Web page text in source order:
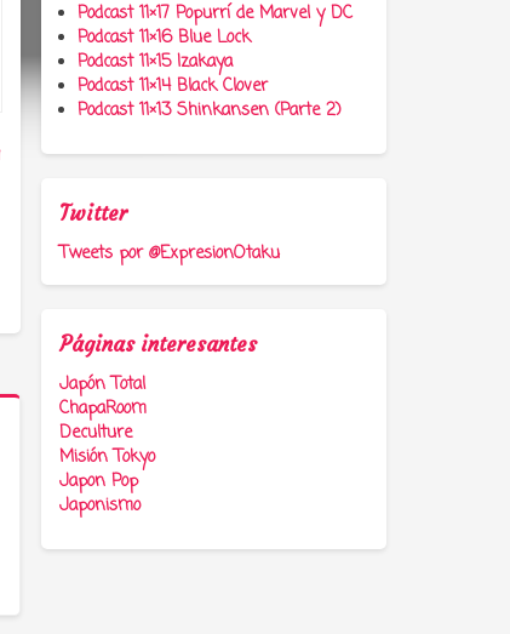
Podcast 11×17 Popurrí de Marvel y DC
Podcast 11×16 Blue Lock
Podcast 11×15 Izakaya
Podcast 11×14 Black Clover
Podcast 11×13 Shinkansen (Parte 2)
Twitter
Tweets por @ExpresionOtaku
Páginas interesantes
Japón Total
ChapaRoom
Deculture
Misión Tokyo
Japon Pop
Japonismo